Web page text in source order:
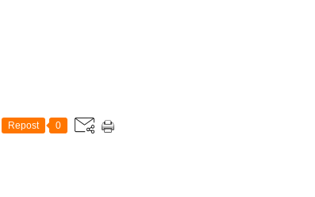
Repost 0